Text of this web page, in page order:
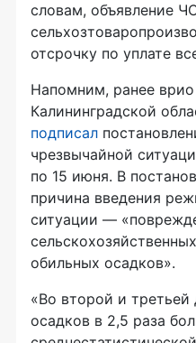
словам, объявление
отсрочку по уплате
Напомним, ранее врио
Калининградской
подписал
чрезвычайной
по 15 июня. В
причина введения
ситуации —
обильных осадков».
«Во второй и третьей
осадков в 2,5 раза